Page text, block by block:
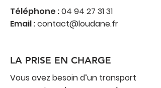
Téléphone :04 94 27 31 31
Email :contact@loudane.fr
LA PRISE EN CHARGE
Vous avez besoin d’un transport